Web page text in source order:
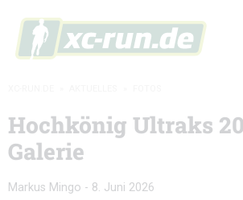
Hochkönig Ultraks
Galerie
Markus Mingo - 8. Juni 2026